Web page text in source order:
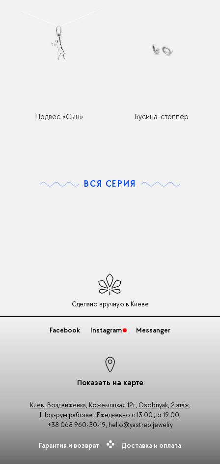
Подвес «Сын» Бусина-стоппер
ВСЯ СЕРИЯ
Сделано вручную в Киеве
Facebook Instagram Messanger
Показать на карте
Киев, Воздвиженка, Кожемяцкая 12г, Osobnyak, 2 этаж,
Шоу-рум работает Ежедневно с 13:00 до 19:00,
+38 068 960-30-19, hello@yastreb.jewelry
Гарантия и возврат Доставка и оплата